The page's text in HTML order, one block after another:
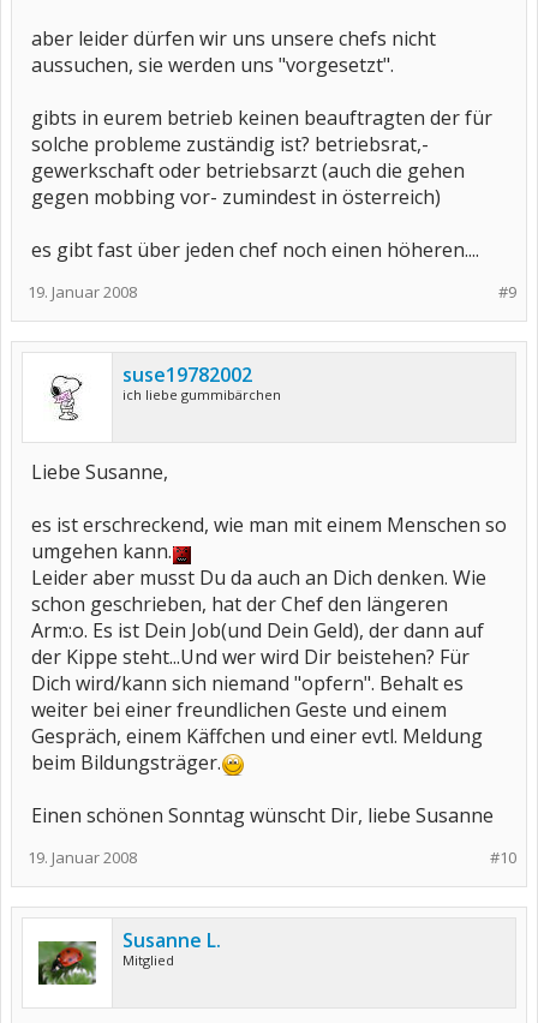
aber leider dürfen wir uns unsere chefs nicht
aussuchen, sie werden uns "vorgesetzt".
gibts in eurem betrieb keinen beauftragten der für
solche probleme zuständig ist? betriebsrat,-
gewerkschaft oder betriebsarzt (auch die gehen
gegen mobbing vor- zumindest in österreich)
es gibt fast über jeden chef noch einen höheren....
#9
19. Januar 2008
suse19782002
ich liebe gummibärchen
Liebe Susanne,
es ist erschreckend, wie man mit einem Menschen so
umgehen kann.
Leider aber musst Du da auch an Dich denken. Wie
schon geschrieben, hat der Chef den längeren
Arm:o. Es ist Dein Job(und Dein Geld), der dann auf
der Kippe steht...Und wer wird Dir beistehen? Für
Dich wird/kann sich niemand "opfern". Behalt es
weiter bei einer freundlichen Geste und einem
Gespräch, einem Käffchen und einer evtl. Meldung
beim Bildungsträger.
Einen schönen Sonntag wünscht Dir, liebe Susanne
#10
19. Januar 2008
Susanne L.
Mitglied